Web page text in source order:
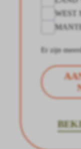
WEST
Er zijn